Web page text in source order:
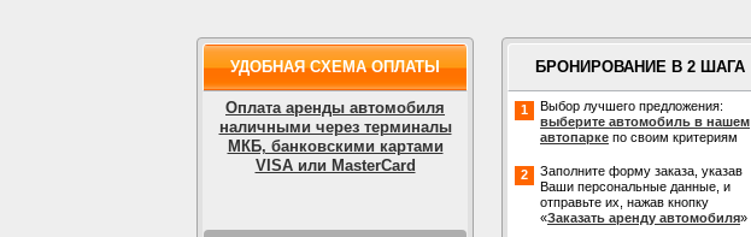
УДОБНАЯ СХЕМА ОПЛАТЫ
Оплата аренды автомобиля
наличными через терминалы
МКБ, банковскими картами
VISA или MasterCard
БРОНИРОВАНИЕ В 2 ШАГА
1
Выбор лучшего предложения:
выберите автомобиль в нашем
автопарке по своим критериям
2
Заполните форму заказа, указав
Ваши персональные данные, и
отправьте их, нажав кнопку
«Заказать аренду автомобиля»